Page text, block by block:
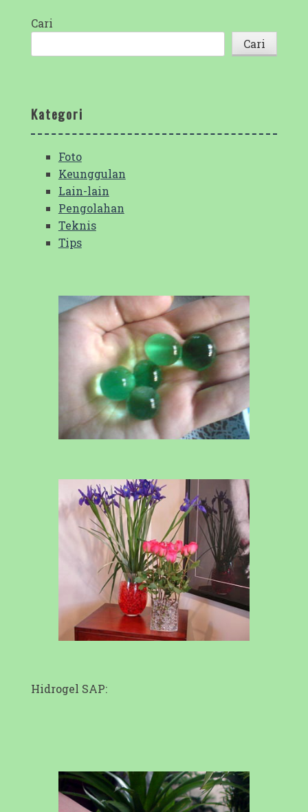
Cari
Cari
Kategori
Foto
Keunggulan
Lain-lain
Pengolahan
Teknis
Tips
Hidrogel SAP: